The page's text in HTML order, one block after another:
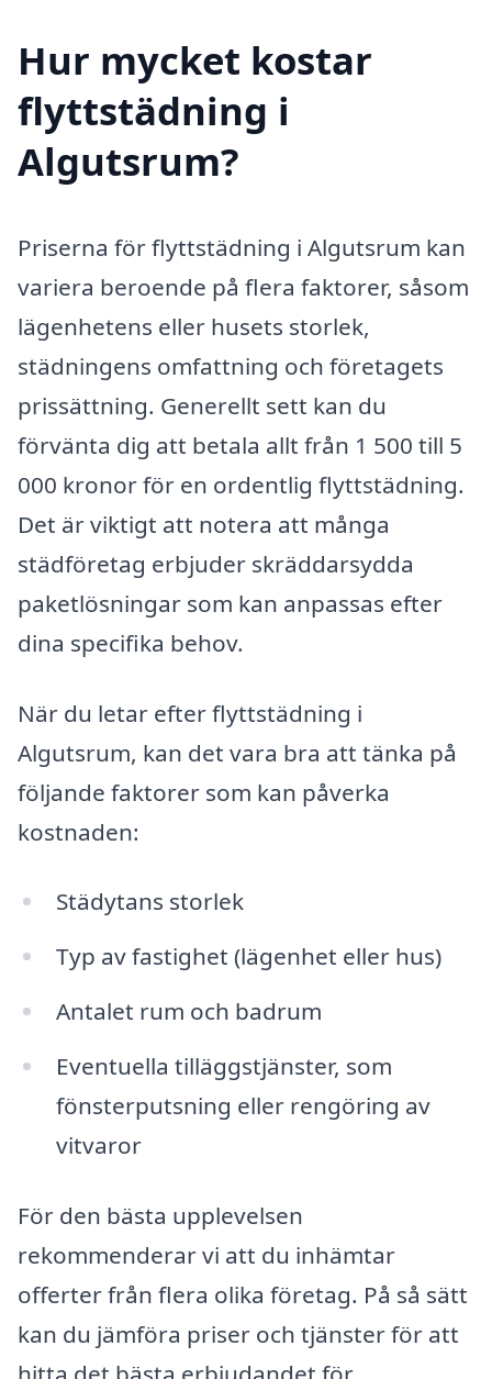
Hur mycket kostar
flyttstädning i
Algutsrum?
Priserna för flyttstädning i Algutsrum kan
variera beroende på flera faktorer, såsom
lägenhetens eller husets storlek,
städningens omfattning och företagets
prissättning. Generellt sett kan du
förvänta dig att betala allt från 1 500 till 5
000 kronor för en ordentlig flyttstädning.
Det är viktigt att notera att många
städföretag erbjuder skräddarsydda
paketlösningar som kan anpassas efter
dina specifika behov.
När du letar efter flyttstädning i
Algutsrum, kan det vara bra att tänka på
följande faktorer som kan påverka
kostnaden:
Städytans storlek
Typ av fastighet (lägenhet eller hus)
Antalet rum och badrum
Eventuella tilläggstjänster, som
fönsterputsning eller rengöring av
vitvaror
För den bästa upplevelsen
rekommenderar vi att du inhämtar
offerter från flera olika företag. På så sätt
kan du jämföra priser och tjänster för att